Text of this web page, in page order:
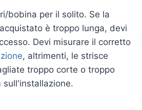
bobina per il solito. Se la
è troppo lunga, devi
Devi misurare il corretto
, altrimenti, le strisce
troppo corte o troppo
sull'installazione.